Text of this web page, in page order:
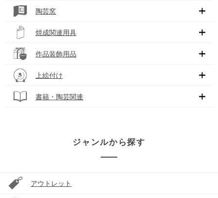
陶芸窯
焼成関連用具
作品装飾用品
上絵付け
書籍・陶芸関連
ジャンルから探す
アウトレット